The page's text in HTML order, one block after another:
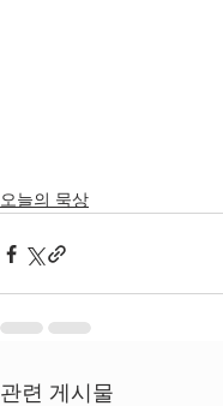
오늘의 묵상
관련 게시물